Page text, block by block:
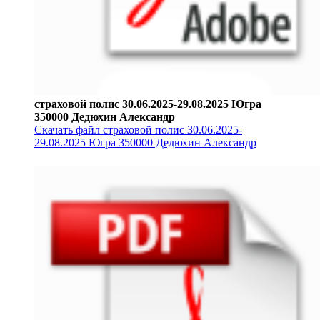
страховой полис 30.06.2025-29.08.2025 Югра
350000 Дедюхин Александр
Скачать файл страховой полис 30.06.2025-
29.08.2025 Югра 350000 Дедюхин Александр